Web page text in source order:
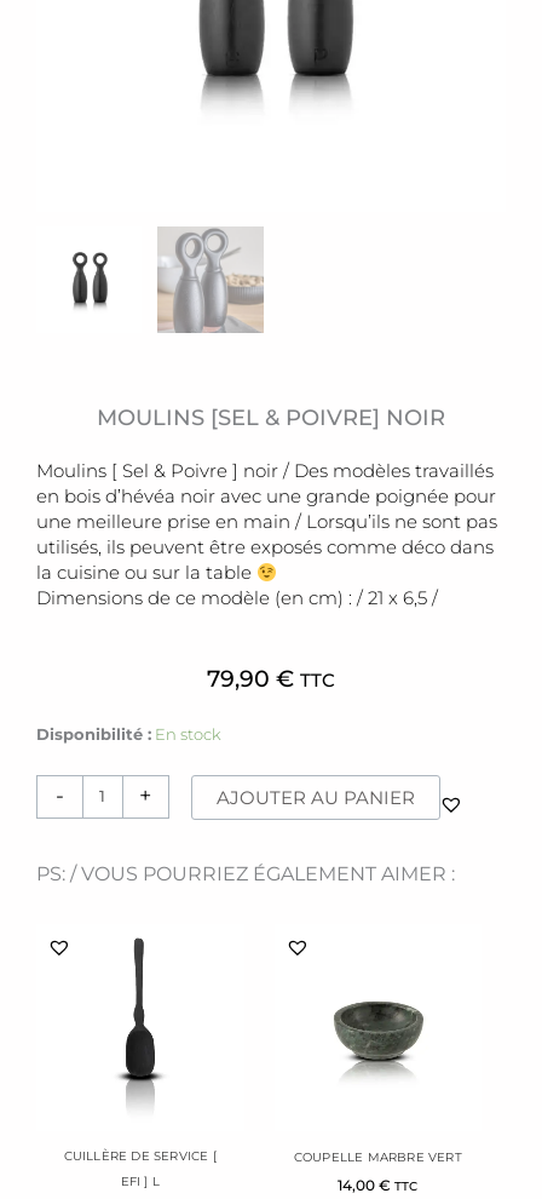
MOULINS [SEL & POIVRE] NOIR
Moulins [ Sel & Poivre ] noir / Des modèles travaillés
en bois d’hévéa noir avec une grande poignée pour
une meilleure prise en main / Lorsqu’ils ne sont pas
utilisés, ils peuvent être exposés comme déco dans
la cuisine ou sur la table
Dimensions de ce modèle (en cm) : / 21 x 6,5 /
79,90 € TTC
Disponibilité : En stock
-
quantité
Poivre]
noir
+ AJOUTER AU PANIER
PS: / VOUS POURRIEZ ÉGALEMENT AIMER :
CUILLÈRE DE SERVICE [
EFI ] L
COUPELLE MARBRE VERT
14,00€ TTC